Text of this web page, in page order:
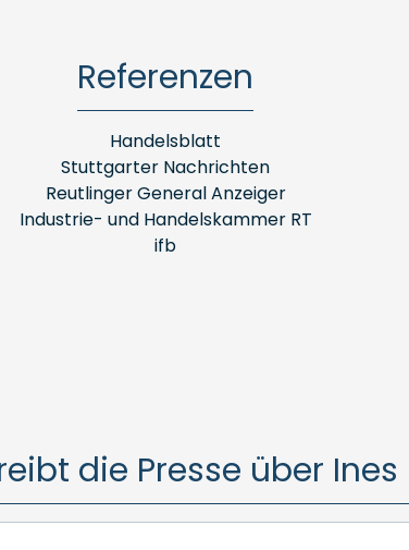
Referenzen
Handelsblatt
Stuttgarter Nachrichten
Reutlinger General Anzeiger
Industrie- und Handelskammer RT
ifb
die Presse über Ines